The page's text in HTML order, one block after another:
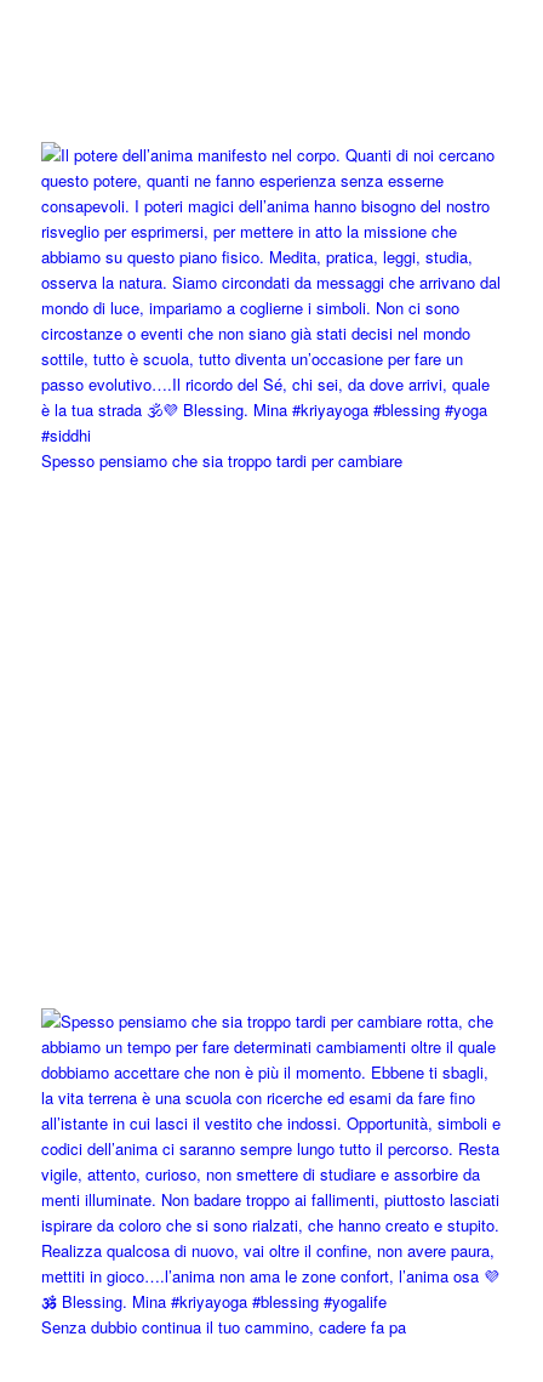
Spesso pensiamo che sia troppo tardi per cambiare
Senza dubbio continua il tuo cammino, cadere fa pa